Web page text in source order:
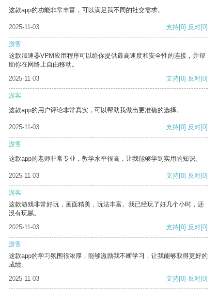
这款app的功能非常丰富，可以满足我不同的社交需求。
2025-11-03 支持[0] 反对[0]
游客
这款加速器VPM应用程序可以给你提供最高速度和安全性的连接，并帮
助你在网络上自由移动。
2025-11-03
支持[0] 反对[0]
游客
这款app的用户评论非常真实，可以帮助我做出更准确的选择。
2025-11-03 支持[0] 反对[0]
游客
这款app的老师非常专业，教学水平很高，让我能够学到实用的知识。
2025-11-03 支持[0] 反对[0]
游客
这款游戏非常好玩，画面精美，玩法丰富。我已经玩了好几个小时，还
没有玩腻。
2025-11-03
支持[0] 反对[0]
游客
这款app的学习氛围很浓厚，能够激励我不断学习，让我能够取得更好的
成绩。
2025-11-03
支持[0] 反对[0]